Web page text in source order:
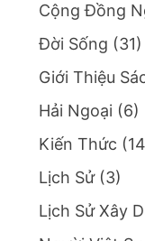
Cộng Đồng
Đời Sống (31)
Giới Thiệu
Hải Ngoại (6)
Kiến Thức
Lịch Sử(3)
Lịch Sử Xây